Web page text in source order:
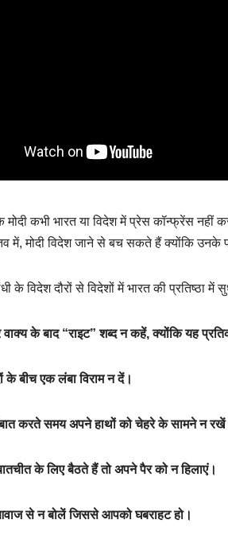
मोदी कभी भारत या विदेश में प्रेस कॉन्फ्रेंस नहीं
में, मोदी विदेश जाने से बच सकते हैं क्योंकि
के विदेश दौरों से विदेशों में भारत की प्रतिष्ठा
के बाद “राइट” शब्द न कहें, क्योंकि यह
के बीच एक लंबा विराम न दें।
करते समय अपने हाथों को चेहरे के सामने न
के लिए बैठते हैं तो अपने पैर को न हिलाएं।
से न बोलें जिससे आपको घबराहट हो।